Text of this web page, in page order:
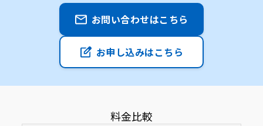
お問い合わせはこちら
お申し込みはこちら
料金比較